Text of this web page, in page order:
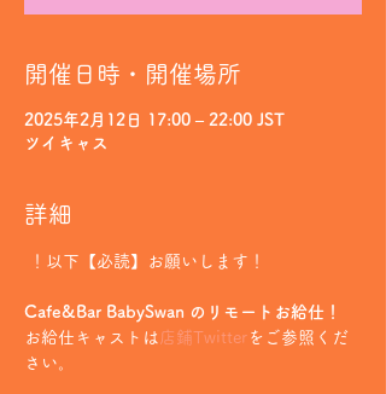
開催日時・開催場所
2025年2月12日 17:00 – 22:00 JST
ツイキャス
詳細
！以下【必読】お願いします！
Cafe&Bar BabySwan のリモートお給仕！
お給仕キャストは 店鋪Twitter をご参照くだ
さい。